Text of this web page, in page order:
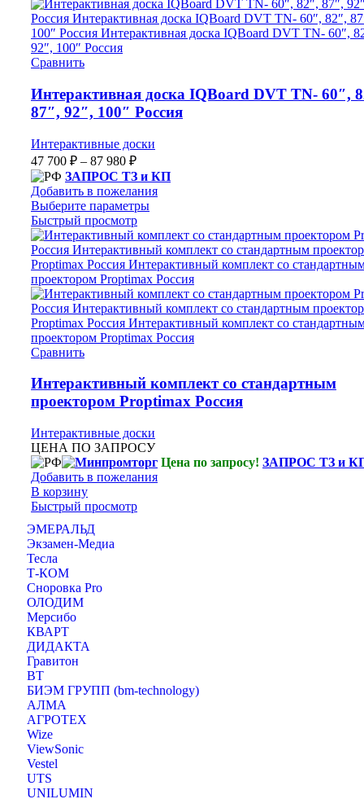
Сравнить
Интерактивная доска IQBoard DVT TN- 60″,
87″, 92″, 100″ Россия
Интерактивные доски
47 700 ₽ – 87 980 ₽
ЗАПРОС ТЗ и КП
Добавить в пожелания
Выберите параметры
Быстрый просмотр
Сравнить
Интерактивный комплект со стандартным
проектором Proptimax Россия
Интерактивные доски
ЦЕНА ПО ЗАПРОСУ
Цена по запросу! ЗАПРОС ТЗ и
Добавить в пожелания
В корзину
Быстрый просмотр
ЭМЕРАЛЬД
Экзамен-Медиа
Тесла
Т-КОМ
Сноровка Pro
ОЛОДИМ
Мерсибо
КВАРТ
ДИДАКТА
Гравитон
ВТ
БИЭМ ГРУПП (bm-technology)
АЛМА
АГРОТЕХ
Wize
ViewSonic
Vestel
UTS
UNILUMIN